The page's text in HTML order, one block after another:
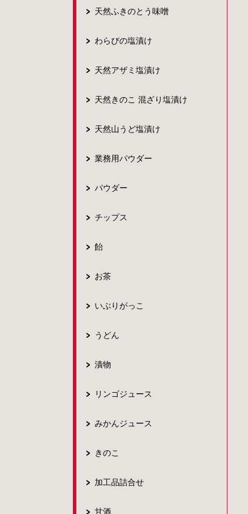
天然ふきのとう味噌
わらびの塩漬け
天然アザミ塩漬け
天然きのこ 混ざり塩漬け
天然山うど塩漬け
業務用パウダー
パウダー
チップス
飴
お茶
いぶりがっこ
うどん
漬物
リンゴジュース
みかんジュース
きのこ
加工品詰合せ
甘酒